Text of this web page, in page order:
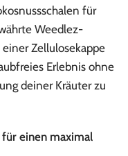
für
Weedlez-
Zellulosekappe
Erlebnis ohne
deiner Kräuter zu
einen maximal